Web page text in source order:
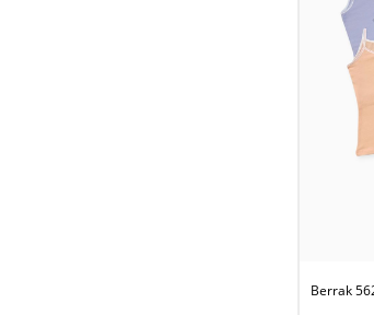
Berrak